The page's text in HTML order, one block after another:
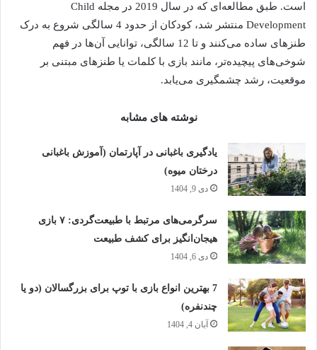
است. طبق مطالعه‌ای که در سال 2019 در مجله Child
Development منتشر شد، کودکان از حدود 4 سالگی شروع به درک
طنزهای ساده می‌کنند و تا 12 سالگی، توانایی آن‌ها در فهم
شوخی‌های پیچیده‌تر، مانند بازی با کلمات یا طنزهای مبتنی بر
موقعیت، رشد چشمگیری می‌یابد.
نوشته های مشابه
یادگیری باغبانی در آپارتمان (آموزش باغبانی
درختان میوه)
دی 9, 1404
سرگرمی‌های مرتبط با طبیعت‌گردی: ۷ بازی
هیجان‌انگیز برای کشف طبیعت
دی 6, 1404
7 بهترین انواع بازی با توپ برای بزرگسالان (دو یا
چندنفره)
آبان 4, 1404